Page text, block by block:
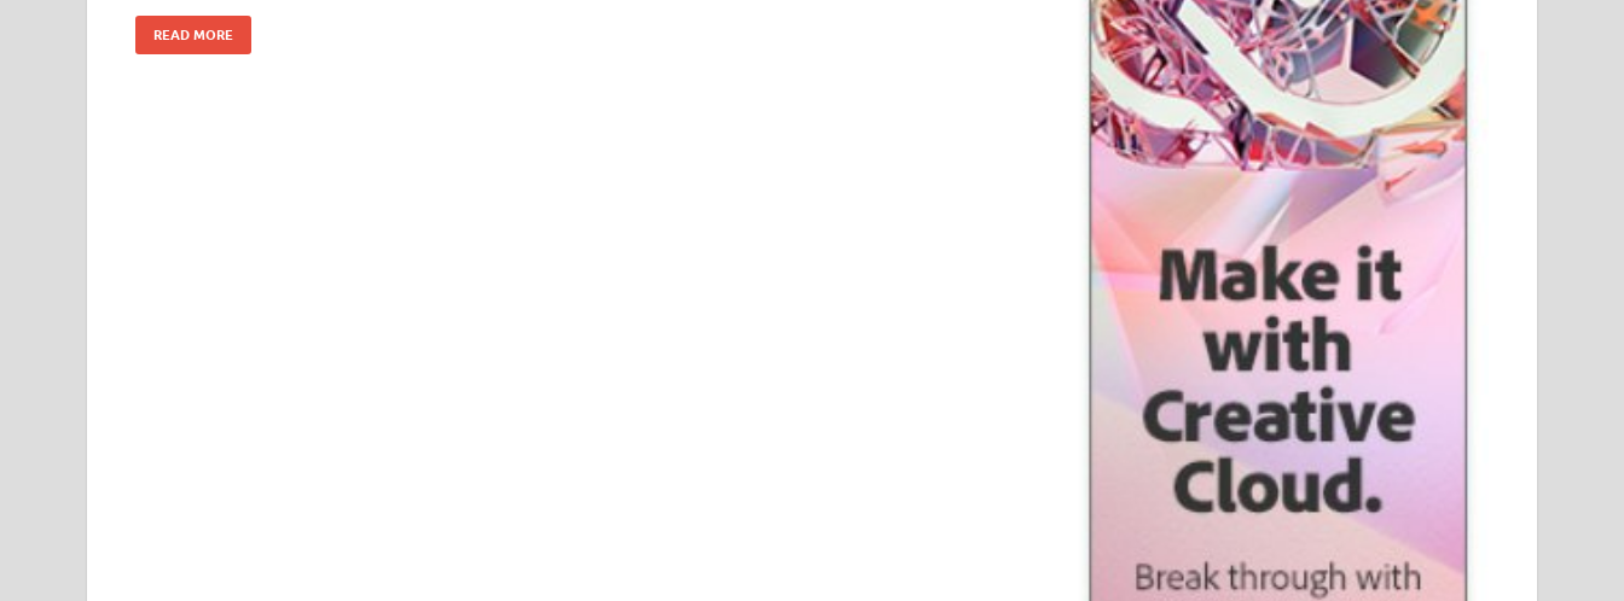
READ MORE